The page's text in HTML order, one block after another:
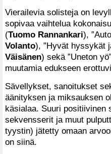
Vierailevia solisteja on
sopivaa vaihtelua
(Tuomo Rannankari),
Volanto), ”Hyvät hyssykät
Väisänen) sekä ”Uneton
muutamia edukseen
Sävellykset, sanoitukset
äänityksen ja miksauksen
käsialaa. Suuri positiivinen
sekvensserit ja muut
tyystin) jätetty omaan
on siinä.